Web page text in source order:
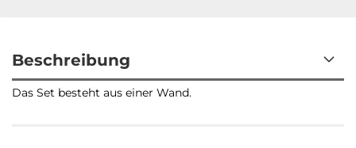
Beschreibung
Das Set besteht aus einer Wand.